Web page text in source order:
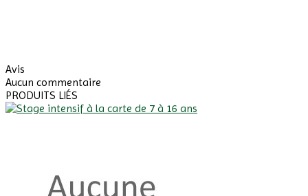
Avis
Aucun commentaire
PRODUITS LIÉS